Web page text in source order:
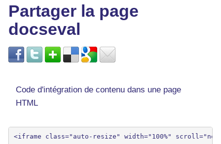
Partager la page
docseval
Code d'intégration de contenu dans une page
HTML